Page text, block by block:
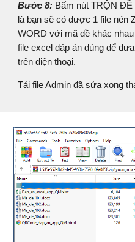
Bước8: Bấm nút TRỘN ĐỀ
là bạn sẽ có được 1 file nén
WORD với mã đề khác
file excel đáp án đúng để
trên điện thoại.
Tải file Admin đã sửa xong